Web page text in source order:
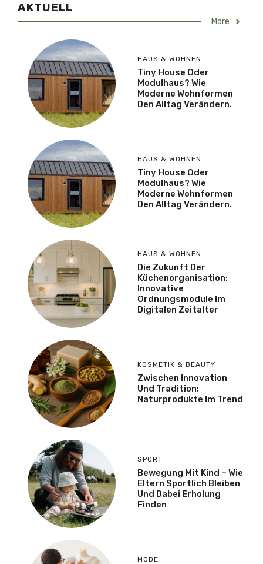
AKTUELL
More
HAUS & WOHNEN
Tiny House Oder
Modulhaus? Wie
Moderne Wohnformen
Den Alltag Verändern.
HAUS & WOHNEN
Tiny House Oder
Modulhaus? Wie
Moderne Wohnformen
Den Alltag Verändern.
HAUS & WOHNEN
Die Zukunft Der
Küchenorganisation:
Innovative
Ordnungsmodule Im
Digitalen Zeitalter
KOSMETIK & BEAUTY
Zwischen Innovation
Und Tradition:
Naturprodukte Im Trend
SPORT
Bewegung Mit Kind – Wie
Eltern Sportlich Bleiben
Und Dabei Erholung
Finden
MODE